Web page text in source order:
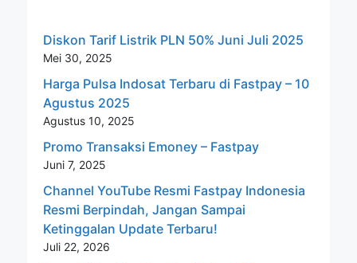
Diskon Tarif Listrik PLN 50% Juni Juli 2025
Mei 30, 2025
Harga Pulsa Indosat Terbaru di Fastpay – 10
Agustus 2025
Agustus 10, 2025
Promo Transaksi Emoney – Fastpay
Juni 7, 2025
Channel YouTube Resmi Fastpay Indonesia
Resmi Berpindah, Jangan Sampai
Ketinggalan Update Terbaru!
Juli 22, 2026